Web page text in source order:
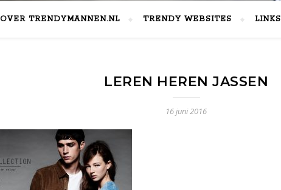
OVER TRENDYMANNEN.NL TRENDY WEBSITES LINKS
LEREN HEREN JASSEN
16 juni 2016